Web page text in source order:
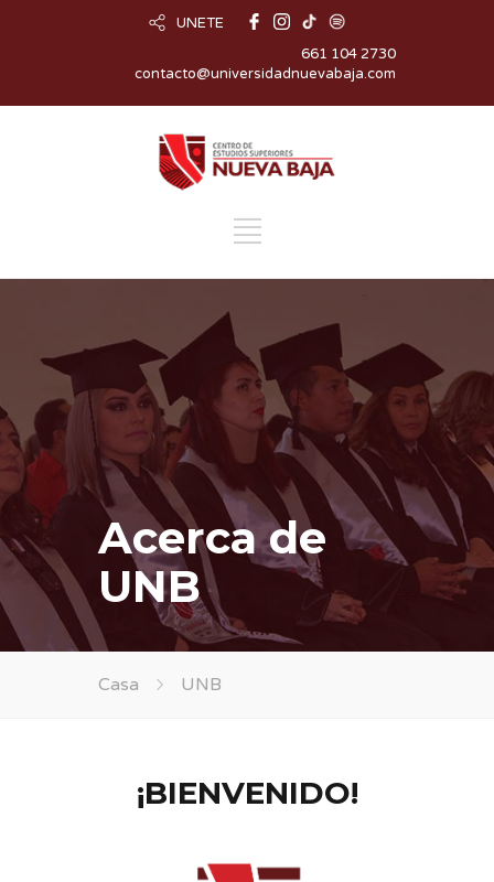
UNETE
661 104 2730
contacto@universidadnuevabaja.com
Acerca de
UNB
Casa UNB
¡BIENVENIDO!